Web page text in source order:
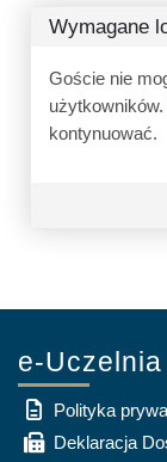
Wymagane
Goście nie
kontynuować.
e-Uczelnia
Polityka
Deklaracja